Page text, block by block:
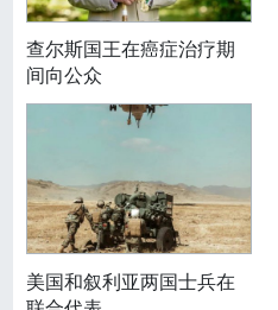
查尔斯国王在癌症治疗期
间向公众
美国和叙利亚两国士兵在